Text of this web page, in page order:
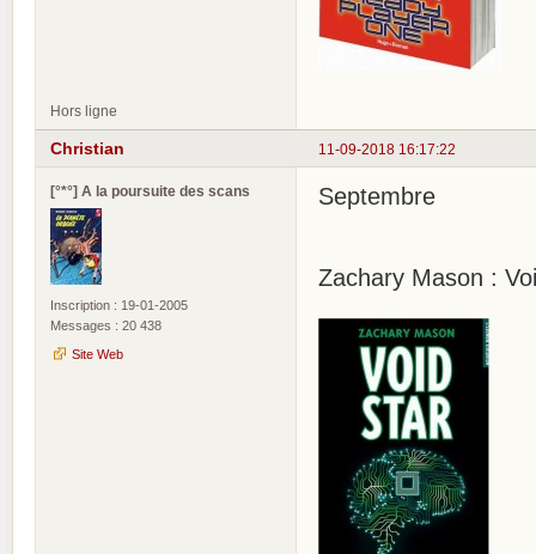
Hors ligne
11-09-2018 16:17:22
Christian
[°*°] A la poursuite des scans
Inscription : 19-01-2005
Messages : 20 438
Site Web
Septembre
Zachary Mason :